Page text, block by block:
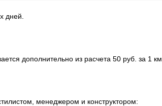
дней.
дополнительно из расчета 50 руб. за 1 км.
менеджером и конструктором: